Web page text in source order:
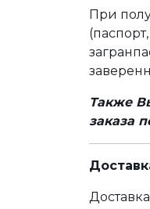
При
Также
заказа